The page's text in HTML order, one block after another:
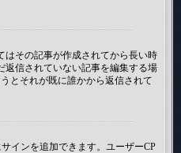
はその記事が作成されてから長い時
返信されていない記事を編集する場
とそれが既に誰かから返信されて
インを追加できます。ユーザーCP